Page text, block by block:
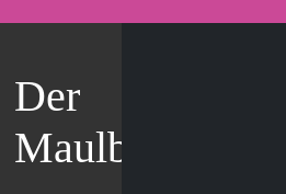
Der
Maulbär